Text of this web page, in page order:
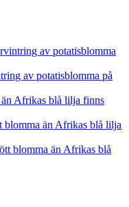
av potatisblomma
av potatisblomma på
Afrikas blå lilja finns
blomma än Afrikas blå lilja
blomma än Afrikas blå